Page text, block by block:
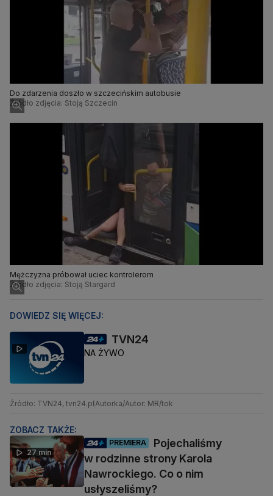
Do zdarzenia doszło w szczecińskim autobusie
Źródło zdjęcia: Stoją Szczecin
Mężczyzna próbował uciec kontrolerom
Źródło zdjęcia: Stoją Stargard
DOWIEDZ SIĘ WIĘCEJ:
TVN24
NA ŻYWO
Źródło: TVN24, tvn24.pl Autorka/Autor: MR/tok
ZOBACZ TAKŻE:
27 min
PREMIERA
Pojechaliśmy
w rodzinne strony Karola
Nawrockiego. Co o nim
usłyszeliśmy?